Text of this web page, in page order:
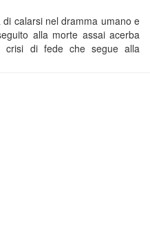
calarsi nel dramma umano e
alla morte assai acerba
crisi di fede che segue alla